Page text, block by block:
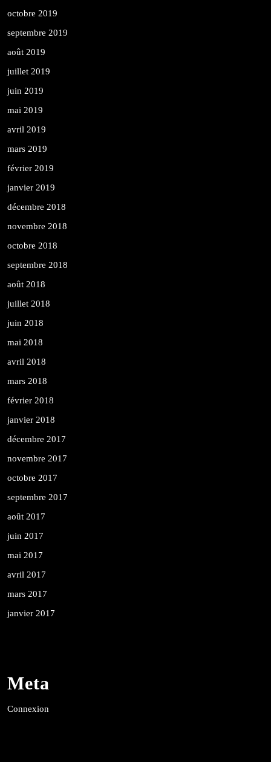
octobre 2019
septembre 2019
août 2019
juillet 2019
juin 2019
mai 2019
avril 2019
mars 2019
février 2019
janvier 2019
décembre 2018
novembre 2018
octobre 2018
septembre 2018
août 2018
juillet 2018
juin 2018
mai 2018
avril 2018
mars 2018
février 2018
janvier 2018
décembre 2017
novembre 2017
octobre 2017
septembre 2017
août 2017
juin 2017
mai 2017
avril 2017
mars 2017
janvier 2017
Meta
Connexion